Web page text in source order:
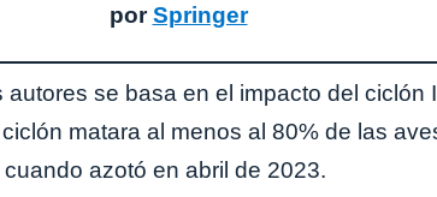
porSpringer
se basa en el impacto del ciclón
matara al menos al 80% de las
azotó en abril de 2023.